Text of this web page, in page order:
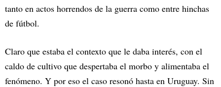
tanto en actos horrendos de la guerra como entre hinchas
de fútbol.
Claro que estaba el contexto que le daba interés, con el
caldo de cultivo que despertaba el morbo y alimentaba el
fenómeno. Y por eso el caso resonó hasta en Uruguay. Sin